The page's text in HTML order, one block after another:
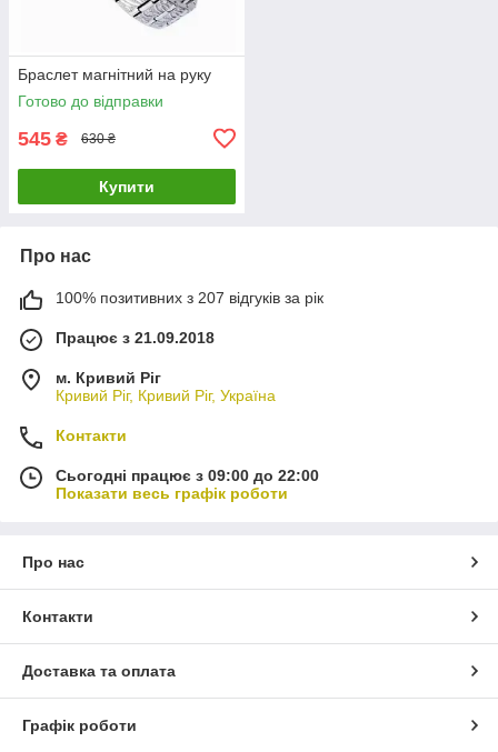
Браслет магнітний на руку
Готово до відправки
545 ₴ 630 ₴
Купити
Про нас
100% позитивних з 207 відгуків за рік
Працює з 21.09.2018
м. Кривий Ріг
Кривий Ріг, Кривий Ріг, Україна
Контакти
Сьогодні працює з 09:00 до 22:00
Показати весь графік роботи
Про нас
Контакти
Доставка та оплата
Графік роботи